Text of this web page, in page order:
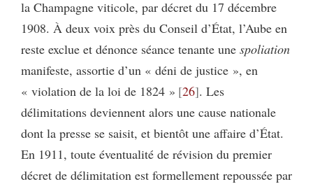
la Champagne viticole, par décret du 17 décembre
1908. À deux voix près du Conseil d’État, l’Aube en
reste exclue et dénonce séance tenante une spoliation
manifeste, assortie d’un « déni de justice », en
« violation de la loi de 1824 » 26 . Les
délimitations deviennent alors une cause nationale
dont la presse se saisit, et bientôt une affaire d’État.
En 1911, toute éventualité de révision du premier
décret de délimitation est formellement repoussée par